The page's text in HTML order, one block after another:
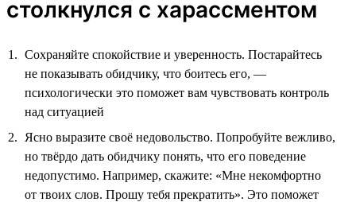
столкнулся с харассментом
Сохраняйте спокойствие и уверенность. Постарайтесь
не показывать обидчику, что боитесь его, —
психологически это поможет вам чувствовать контроль
над ситуацией
Ясно выразите своё недовольство. Попробуйте вежливо,
но твёрдо дать обидчику понять, что его поведение
недопустимо. Например, скажите: «Мне некомфортно
от твоих слов. Прошу тебя прекратить». Это поможет